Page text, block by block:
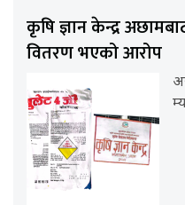
कृषि ज्ञान केन्द्र
वितरण भएको आरोप